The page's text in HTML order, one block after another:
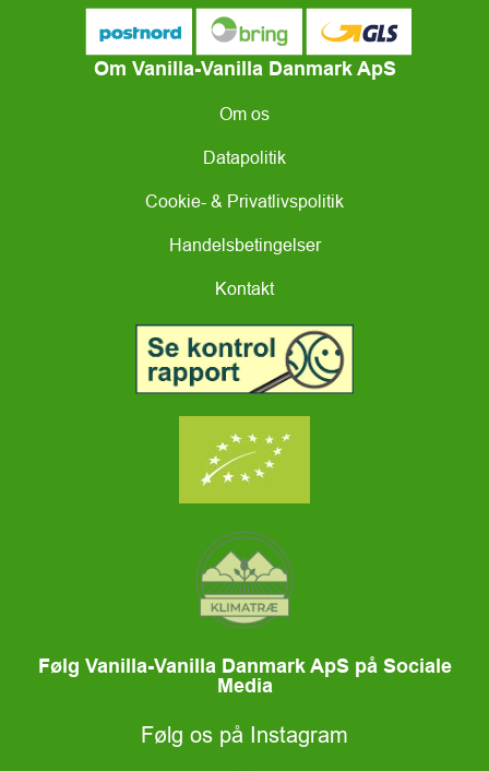
Om Vanilla-Vanilla Danmark ApS
Om os
Datapolitik
Cookie- & Privatlivspolitik
Handelsbetingelser
Kontakt
Følg Vanilla-Vanilla Danmark ApS på Sociale
Media
Følg os på Instagram